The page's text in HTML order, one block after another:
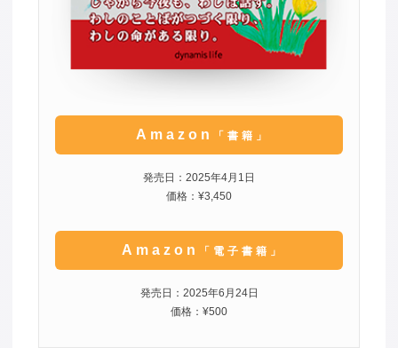
Amazon 「書籍」
発売日：2025年4月1日
価格：¥3,450
Amazon 「電子書籍」
発売日：2025年6月24日
価格：¥500